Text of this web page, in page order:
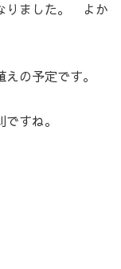
りました。 よか
の予定です。
すね。